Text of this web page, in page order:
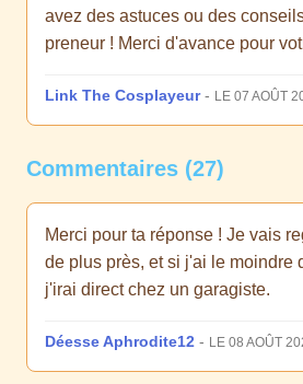
avez des astuces ou des
preneur ! Merci d'avance pour
Link The Cosplayeur- LE 07 AOÛT
Commentaires (27)
Merci pour ta réponse ! Je vais
de plus près, et si j'ai le moindre
j'irai direct chez un garagiste.
Déesse Aphrodite12 - LE 08 AOÛT